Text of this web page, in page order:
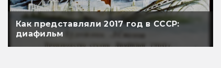
Как представляли 2017 год в СССР:
диафильм